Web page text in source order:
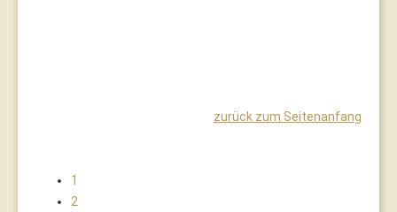
zurück zum Seitenanfang
1
2